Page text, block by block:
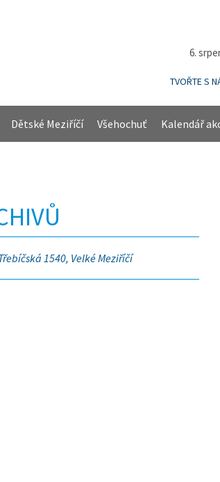
6.
TVOŘTE S
Dětské Meziříčí Všehochuť Kalendář
1540, Velké Meziříčí